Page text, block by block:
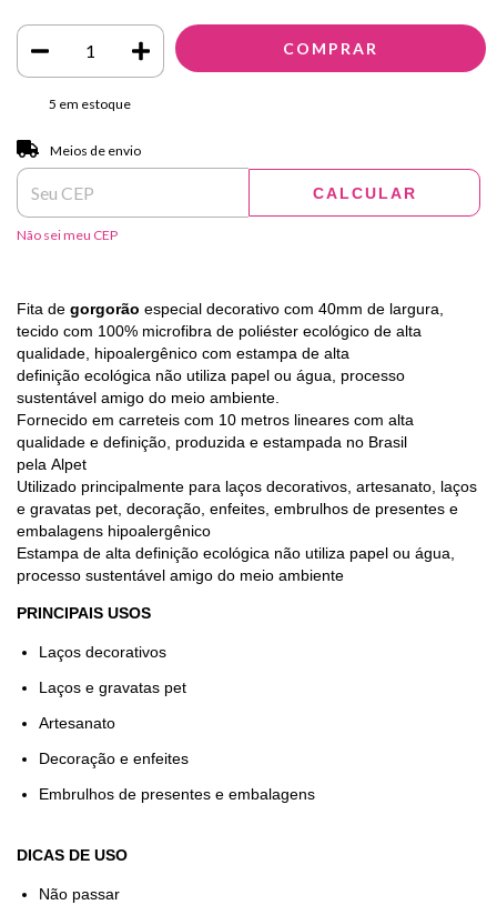
5 em estoque
Entregas para o CEP:
Meios de envio
CALCULAR
Não sei meu CEP
Fita de gorgorão especial decorativo com 40mm de largura,
tecido com 100% microfibra de poliéster ecológico de alta
qualidade, hipoalergênico com estampa de alta
definição ecológica não utiliza papel ou água, processo
sustentável amigo do meio ambiente.
Fornecido em carreteis com 10 metros lineares com alta
qualidade e definição, produzida e estampada no Brasil
pela Alpet
Utilizado principalmente para laços decorativos, artesanato, laços
e gravatas pet, decoração, enfeites, embrulhos de presentes e
embalagens hipoalergênico
Estampa de alta definição ecológica não utiliza papel ou água,
processo sustentável amigo do meio ambiente
PRINCIPAIS USOS
Laços decorativos
Laços e gravatas pet
Artesanato
Decoração e enfeites
Embrulhos de presentes e embalagens
DICAS DE USO
Não passar